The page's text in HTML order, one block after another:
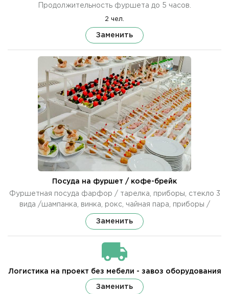
Продолжительность фуршета до 5 часов.
2 чел.
Заменить
Посуда на фуршет / кофе-брейк
Фуршетная посуда фарфор / тарелка, приборы, стекло 3
вида /шампанка, винка, рокс, чайная пара, приборы /
Заменить
Логистика на проект без мебели - завоз оборудования
Заменить